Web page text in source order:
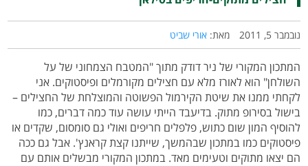
נובמבר 5, 2011 מאת: אורי שביט
המתכון המקורי של ניר דודק מתוך "המטבח הצמחוני של על
השולחן" הוא לאורז מלא עם חצילים מקורמלים ופיסטוקים. אני
לקחתי ממנו את שיטת הקירמול הפשוטה והמוצלחת של החצילים –
בישול בסירופ מתוק. בדיעבד הייתי עושה עוד כמה דברים, כמו
להוסיף המון שום כתוש, פלפלים חריפים ואולי גם סומסום, שקדים או
פיסטוקים כמו במתכון שבהמשך, שייתנו קצת קראנץ'. אבל גם ככה
הם יצאו מתוקים וטעימים מאד. במתכון המקורי מבשלים אותם עם